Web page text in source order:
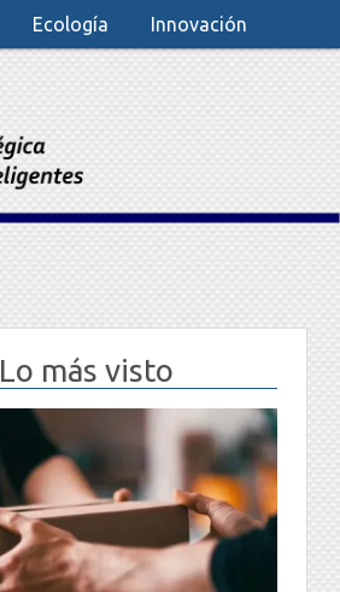
Ecología Innovación
Lo más visto